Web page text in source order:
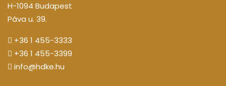
H-1094 Budapest
Páva u. 39.
+36 1 455-3333
+36 1 455-3399
info@hdke.hu